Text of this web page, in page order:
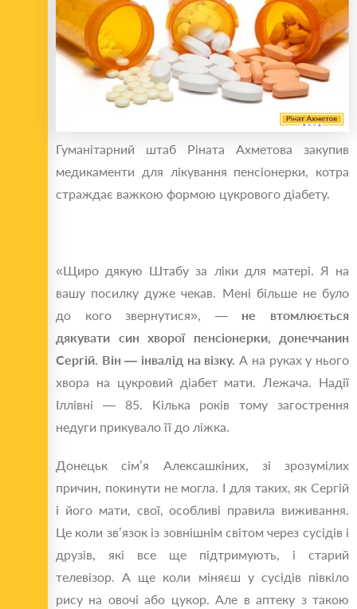
Гуманітарний штаб Ріната Ахметова закупив
медикаменти для лікування пенсіонерки, котра
страждає важкою формою цукрового діабету.
«Щиро дякую Штабу за ліки для матері. Я на
вашу посилку дуже чекав. Мені більше не було
до кого звернутися», — не втомлюється
дякувати син хворої пенсіонерки, донеччанин
Сергій. Він — інвалід на візку. А на руках у нього
хвора на цукровий діабет мати. Лежача. Надії
Іллівні — 85. Кілька років тому загострення
недуги прикувало її до ліжка.
Донецьк сім’я Алексашкіних, зі зрозумілих
причин, покинути не могла. І для таких, як Сергій
і його мати, свої, особливі правила виживання.
Це коли зв’язок із зовнішнім світом через сусідів і
друзів, які все ще підтримують, і старий
телевізор. А ще коли міняєш у сусідів півкіло
рису на овочі або цукор. Але в аптеку з такою